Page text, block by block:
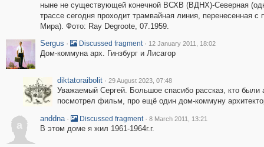
ныне не существующей конечной ВСХВ (ВДНХ)-Северная
трассе сегодня проходит трамвайная линия, перенесенная с
Мира). Фото: Ray Degroote, 07.1959.
Sergus · Discussed fragment · 12 January 2011, 18:02
Дом-коммуна арх. Гинзбург и Лисагор
diktatoraibolit · 29 August 2023, 07:48
Уважаемый Сергей. Большое спасибо рассказ, кто были
посмотрел фильм, про ещё один дом-коммуну
a
anddna · Discussed fragment · 8 March 2011, 13:21
В этом доме я жил 1961-1964г.г.